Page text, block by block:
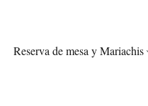
Reserva de mesa y Mariachis